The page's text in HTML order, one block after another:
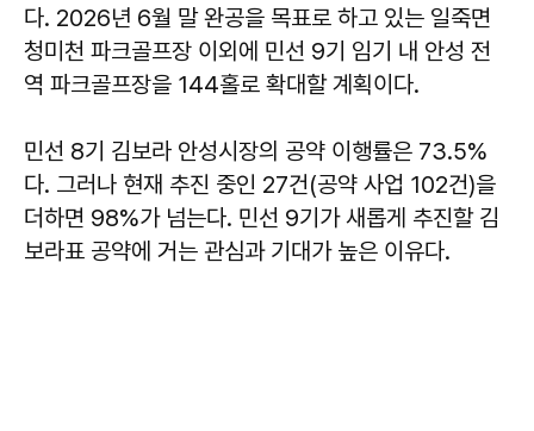
다. 2026년 6월 말 완공을 목표로 하고 있는 일죽면
청미천 파크골프장 이외에 민선 9기 임기 내 안성 전
역 파크골프장을 144홀로 확대할 계획이다.
민선 8기 김보라 안성시장의 공약 이행률은 73.5%
다. 그러나 현재 추진 중인 27건(공약 사업 102건)을
더하면 98%가 넘는다. 민선 9기가 새롭게 추진할 김
보라표 공약에 거는 관심과 기대가 높은 이유다.